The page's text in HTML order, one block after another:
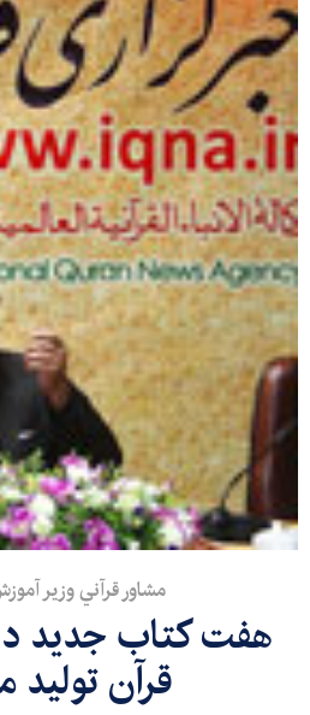
مشاور قرآني وزير
هفت كتاب جديد
قرآن